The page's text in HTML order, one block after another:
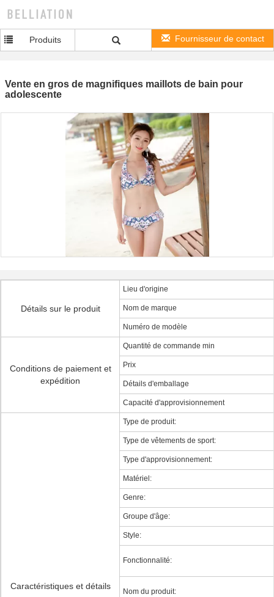
Produits Fournisseur de contact
Vente en gros de magnifiques maillots de bain pour
adolescente
Détails sur le produit
Lieu d'origine
Nom de marque
Numéro de modèle
Conditions de paiement et
expédition
Quantité de commande min
Prix
Détails d'emballage
Capacité d'approvisionnement
Caractéristiques et détails
Type de produit:
Type de vêtements de sport:
Type d'approvisionnement:
Matériel:
Genre:
Groupe d'âge:
Style:
Fonctionnalité:
Nom du produit: